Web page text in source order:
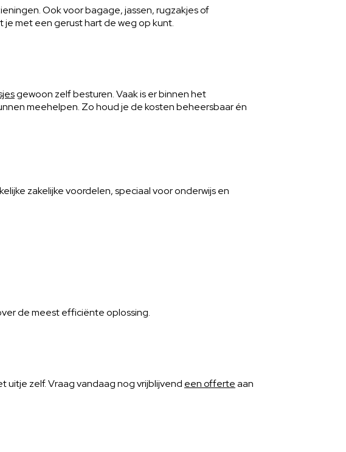
Ook voor bagage, jassen, rugzakjes of
met een gerust hart de weg op kunt.
gewoon zelf besturen. Vaak is er binnen het
meehelpen. Zo houd je de kosten beheersbaar én
zakelijke voordelen, speciaal voor onderwijs en
de meest efficiënte oplossing.
uitje zelf. Vraag vandaag nog vrijblijvend een offerteaan